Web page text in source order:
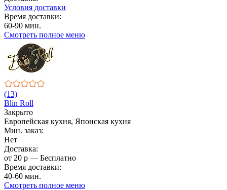
Условия доставки
Время доставки:
60-90 мин.
Смотреть полное меню
(13)
Blin Roll
Закрыто
Европейская кухня, Японская кухня
Мин. заказ:
Нет
Доставка:
от 20 р — Бесплатно
Время доставки:
40-60 мин.
Смотреть полное меню